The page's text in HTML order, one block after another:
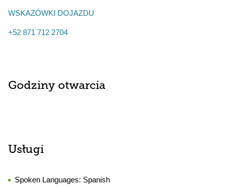
WSKAZÓWKI DOJAZDU
+52 871 712 2704
Godziny otwarcia
Usługi
Spoken Languages: Spanish